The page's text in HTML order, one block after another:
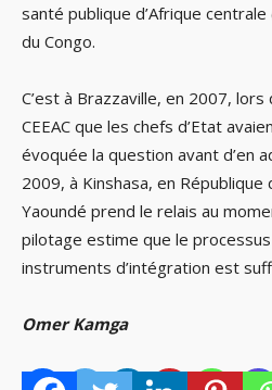
santé publique d’Afrique centrale
du Congo.
C’est à Brazzaville, en 2007,
CEEAC que les chefs d’Etat
évoquée la question avant d’en
2009, à Kinshasa, en
Yaoundé prend le relais au
pilotage estime que le
instruments d’intégration est
Omer Kamga